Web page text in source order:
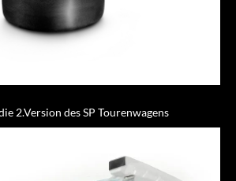
2.Version des SP Tourenwagens